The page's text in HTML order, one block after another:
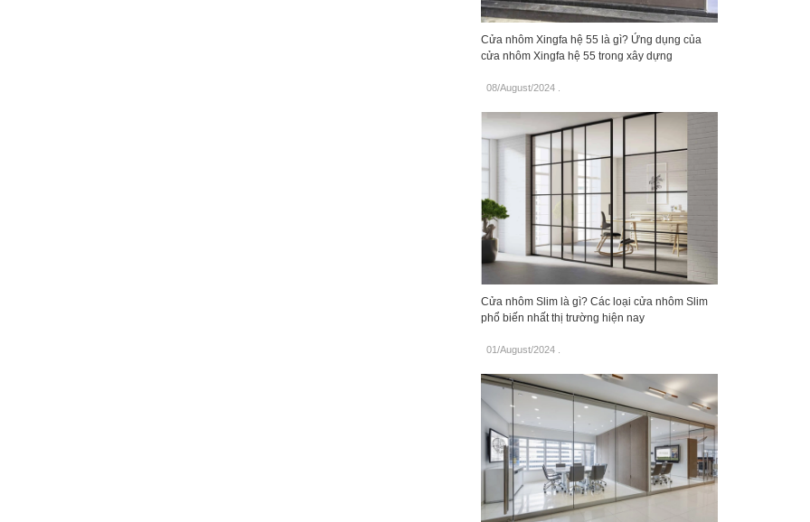
Cửa nhôm Xingfa hệ 55 là gì? Ứng dụng của
cửa nhôm Xingfa hệ 55 trong xây dựng
08/August/2024.
Cửa nhôm Slim là gì? Các loại cửa nhôm Slim
phổ biến nhất thị trường hiện nay
01/August/2024.